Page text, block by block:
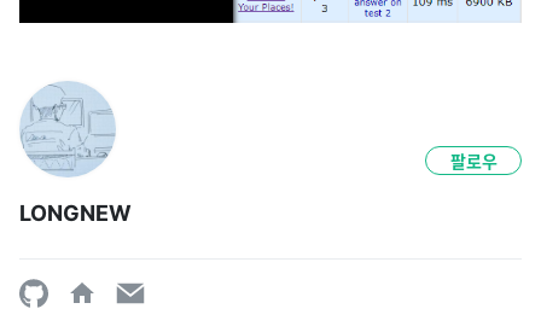
LONGNEW
팔로우